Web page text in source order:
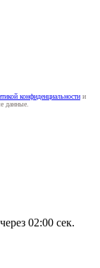
конфиденциальности и
данные.
02:00 сек.